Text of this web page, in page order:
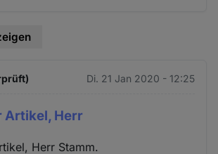
Di. 21 Jan 2020 - 12:25
Artikel, Herr
Herr Stamm.